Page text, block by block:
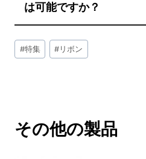
は可能ですか？
投
稿
#特集 # リボン
その他の製品